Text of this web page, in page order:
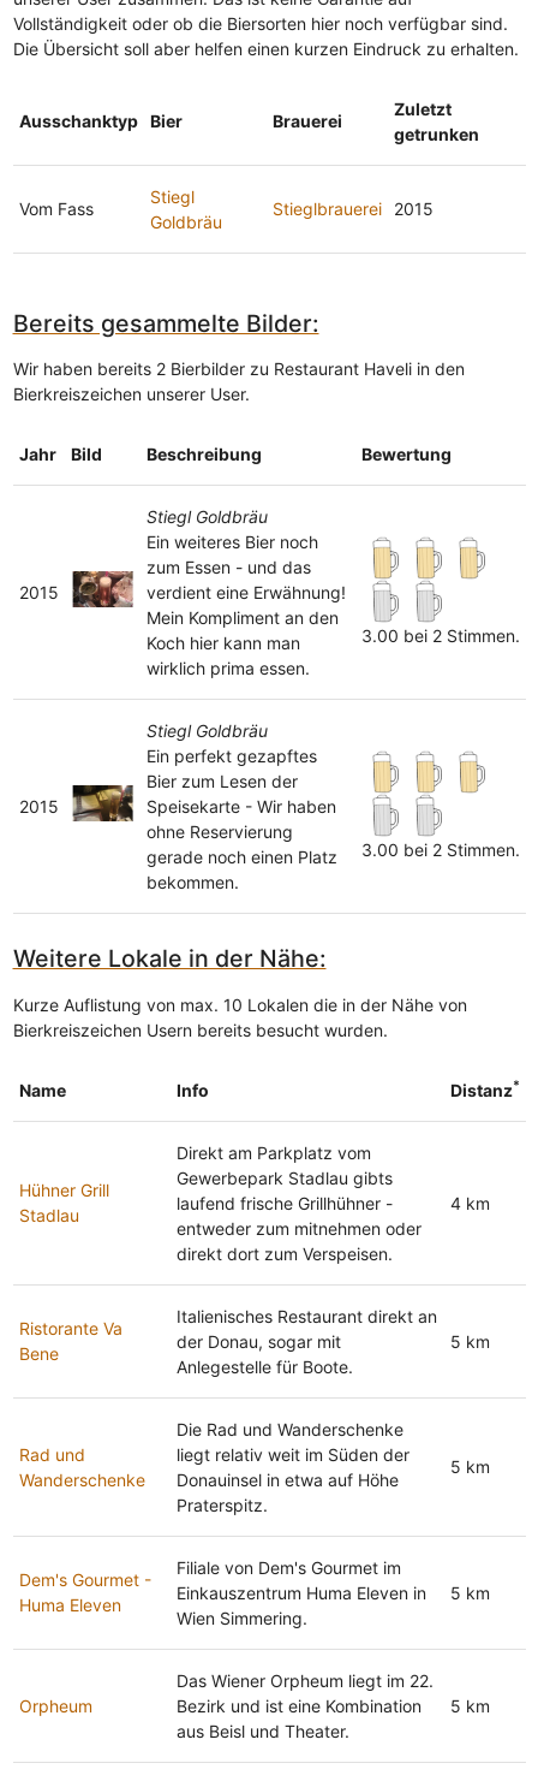
Vollständigkeit oder ob die Biersorten hier noch verfügbar sind.
Die Übersicht soll aber helfen einen kurzen Eindruck zu erhalten.
Ausschanktyp Bier Brauerei
Zuletzt
getrunken
Vom Fass
Stiegl
Goldbräu
Stieglbrauerei 2015
Bereits gesammelte Bilder:
Wir haben bereits 2 Bierbilder zu Restaurant Haveli in den
Bierkreiszeichen unserer User.
Jahr Bild Beschreibung Bewertung
2015
Stiegl Goldbräu
Ein weiteres Bier noch
zum Essen - und das
verdient eine Erwähnung!
Mein Kompliment an den
Koch hier kann man
wirklich prima essen.
3.00 bei 2 Stimmen.
2015
Stiegl Goldbräu
Ein perfekt gezapftes
Bier zum Lesen der
Speisekarte - Wir haben
ohne Reservierung
gerade noch einen Platz
bekommen.
3.00 bei 2 Stimmen.
Weitere Lokale in der Nähe:
Kurze Auflistung von max. 10 Lokalen die in der Nähe von
Bierkreiszeichen Usern bereits besucht wurden.
Name Info Distanz*
Hühner Grill
Stadlau
Direkt am Parkplatz vom
Gewerbepark Stadlau gibts
laufend frische Grillhühner -
entweder zum mitnehmen oder
direkt dort zum Verspeisen.
4 km
Ristorante Va
Bene
Italienisches Restaurant direkt an
der Donau, sogar mit
Anlegestelle für Boote.
5 km
Rad und
Wanderschenke
Die Rad und Wanderschenke
liegt relativ weit im Süden der
Donauinsel in etwa auf Höhe
Praterspitz.
5 km
Dem's Gourmet -
Huma Eleven
Filiale von Dem's Gourmet im
Einkauszentrum Huma Eleven in
Wien Simmering.
5 km
Orpheum
Das Wiener Orpheum liegt im 22.
Bezirk und ist eine Kombination
aus Beisl und Theater.
5 km